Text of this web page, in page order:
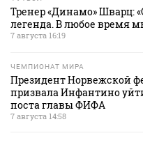
Тренер «Динамо» Шварц:
легенда. В любое время
7 августа 16:19
ЧЕМПИОНАТ МИРА
Президент Норвежской
призвала Инфантино
поста главы ФИФА
7 августа 14:58